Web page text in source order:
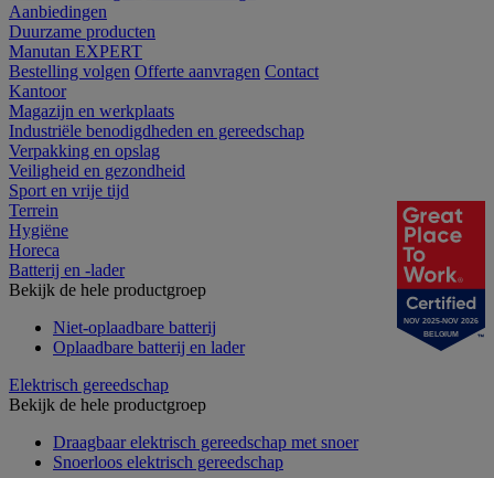
Aanbiedingen
Duurzame producten
Manutan EXPERT
Bestelling volgen Offerte aanvragen Contact
Kantoor
Magazijn en werkplaats
Industriële benodigdheden en gereedschap
Verpakking en opslag
Veiligheid en gezondheid
Sport en vrije tijd
Terrein
Hygiëne
Horeca
Batterij en -lader
Bekijk de hele productgroep
Niet-oplaadbare batterij
Oplaadbare batterij en lader
Elektrisch gereedschap
Bekijk de hele productgroep
Draagbaar elektrisch gereedschap met snoer
Snoerloos elektrisch gereedschap
NOV 2025-NOV 2026
BELGIUM